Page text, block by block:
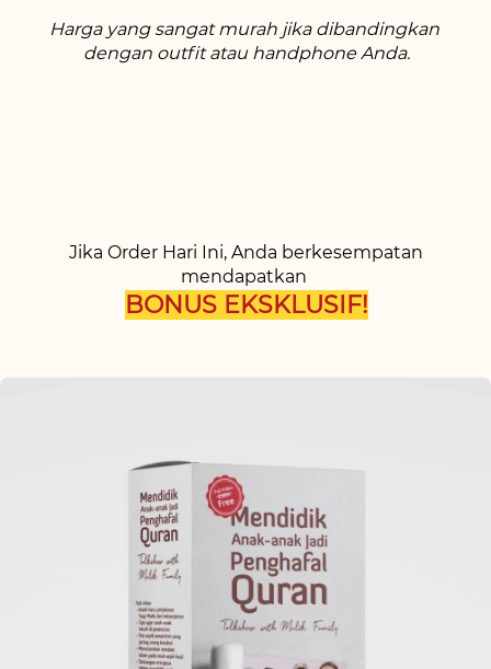
Harga yang sangat murah jika dibandingkan
dengan outfit atau handphone Anda.
Jika Order Hari Ini, Anda berkesempatan
mendapatkan
BONUS EKSKLUSIF!